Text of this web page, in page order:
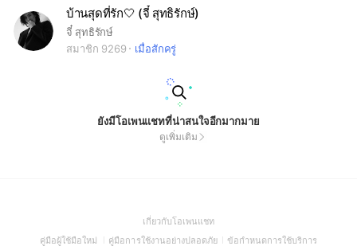
บ้านสุดที่รัก🤍 (จี๋ สุทธิรักษ์)
จี๋ สุทธิรักษ์
สมาชิก 9269
เมื่อสักครู่
ยังมีโอเพนแชทที่น่าสนใจอีกมากมาย
ดูเพิ่มเติม
เกี่ยวกับโอเพนแชท(Open
in
คู่มือผู้ใช้มือใหม่ (Open
คู่มือการใช้งานอย่างปลอดภัย(Open
ข้อกำหนดการใช้บริการ(Open